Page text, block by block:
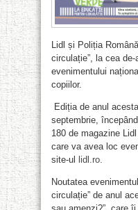
Lidl și Poliția
circulație”, la cea
evenimentului
copiilor.
Ediția de anul
septembrie,
180 de magazine
care va avea loc
site-ul lidl.ro.
Noutatea
circulație” de anul